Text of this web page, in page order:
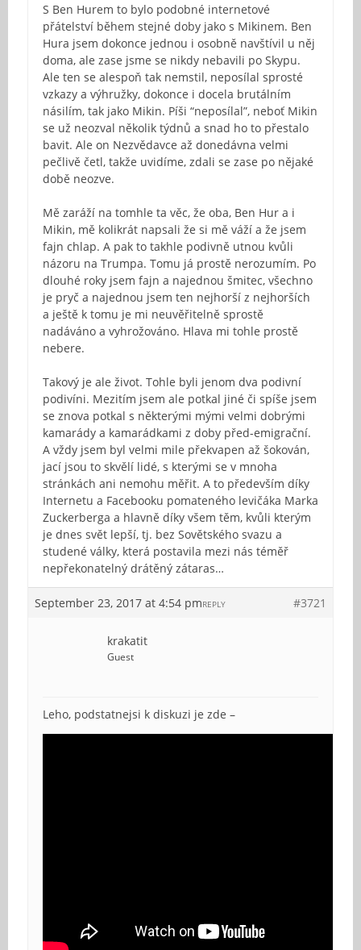
S Ben Hurem to bylo podobné internetové
přátelství během stejné doby jako s Mikinem. Ben
Hura jsem dokonce jednou i osobně navštívil u něj
doma, ale zase jsme se nikdy nebavili po Skypu.
Ale ten se alespoň tak nemstil, neposílal sprosté
vzkazy a výhružky, dokonce i docela brutálním
násilím, tak jako Mikin. Píši “neposílal”, neboť Mikin
se už neozval několik týdnů a snad ho to přestalo
bavit. Ale on Nezvědavce až donedávna velmi
pečlivě četl, takže uvidíme, zdali se zase po nějaké
době neozve.
Mě zaráží na tomhle ta věc, že oba, Ben Hur a i
Mikin, mě kolikrát napsali že si mě váží a že jsem
fajn chlap. A pak to takhle podivně utnou kvůli
názoru na Trumpa. Tomu já prostě nerozumím. Po
dlouhé roky jsem fajn a najednou šmitec, všechno
je pryč a najednou jsem ten nejhorší z nejhorších
a ještě k tomu je mi neuvěřitelně sprostě
nadáváno a vyhrožováno. Hlava mi tohle prostě
nebere.
Takový je ale život. Tohle byli jenom dva podivní
podivíni. Mezitím jsem ale potkal jiné či spíše jsem
se znova potkal s některými mými velmi dobrými
kamarády a kamarádkami z doby před-emigrační.
A vždy jsem byl velmi mile překvapen až šokován,
jací jsou to skvělí lidé, s kterými se v mnoha
stránkách ani nemohu měřit. A to především díky
Internetu a Facebooku pomateného levičáka Marka
Zuckerberga a hlavně díky všem těm, kvůli kterým
je dnes svět lepší, tj. bez Sovětského svazu a
studené války, která postavila mezi nás téměř
nepřekonatelný drátěný zátaras…
September 23, 2017 at 4:54 pm #3721
REPLY
krakatit
Guest
Leho, podstatnejsi k diskuzi je zde –